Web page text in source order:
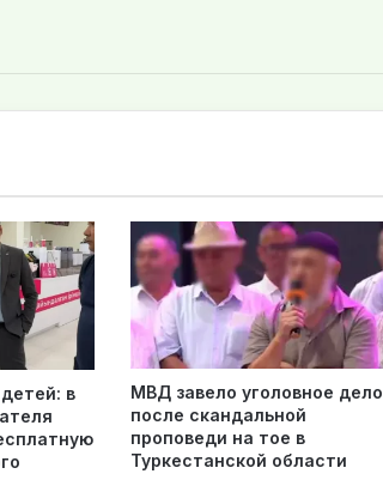
в
МВД завело уголовное дело
после скандальной
проповеди на тое в
Туркестанской области